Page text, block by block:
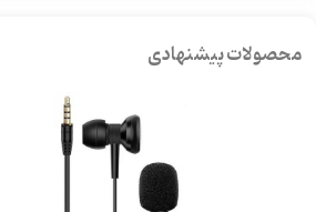
محصولات پیشنهادی